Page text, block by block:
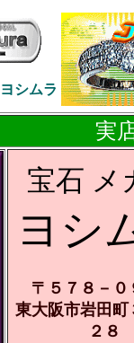
シムラ
実
宝石 メ
ヨシ
〒５７８－０
東大阪市岩田町
２８